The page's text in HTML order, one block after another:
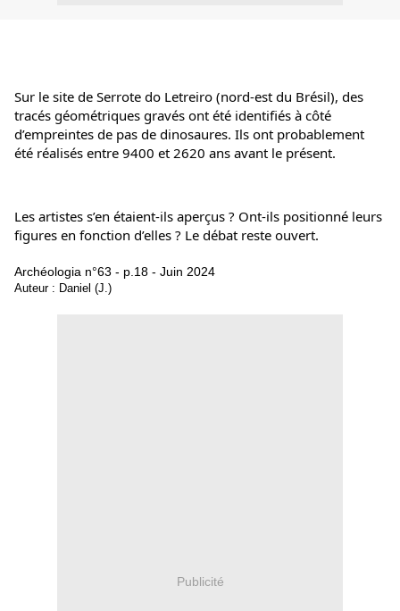
Sur le site de Serrote do Letreiro (nord-est du Brésil), des
tracés géométriques gravés ont été identifiés à côté
d’empreintes de pas de dinosaures. Ils ont probablement
été réalisés entre 9400 et 2620 ans avant le présent.
Les artistes s’en étaient-ils aperçus ? Ont-ils positionné leurs
figures en fonction d’elles ? Le débat reste ouvert.
Archéologia n°63 - p.18 - Juin 2024
Auteur : Daniel (J.)
Publicité